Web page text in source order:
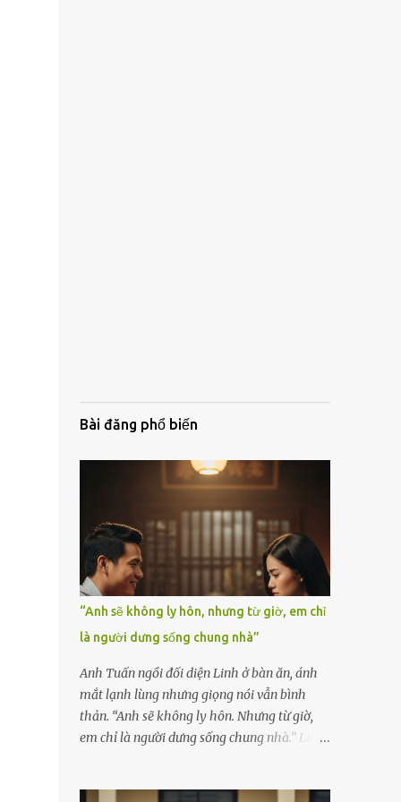
Bài đăng phổ biến
“Anh sẽ không ly hôn, nhưng từ giờ, em chỉ
là người dưng sống chung nhà”
Anh Tuấn ngồi đối diện Linh ở bàn ăn, ánh
mắt lạnh lùng nhưng giọng nói vẫn bình
thản. “Anh sẽ không ly hôn. Nhưng từ giờ,
em chỉ là người dưng sống chung nhà.” Linh